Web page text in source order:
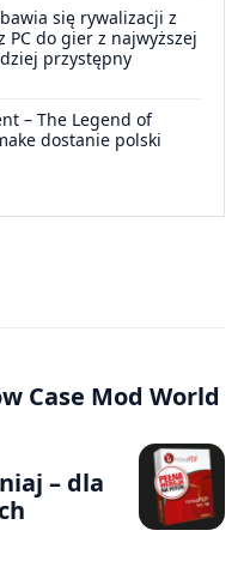
się rywalizacji z
PC do gier z najwyższej
przystępny
– The Legend of
dostanie polski
Case Mod World
– dla